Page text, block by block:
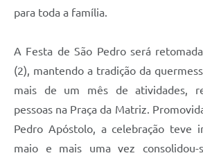
para toda a família.
A Festa de São Pedro será
(2), mantendo a tradição da
mais de um mês de atividades,
pessoas na Praça da Matriz.
Pedro Apóstolo, a celebração teve
maio e mais uma vez consolidou-